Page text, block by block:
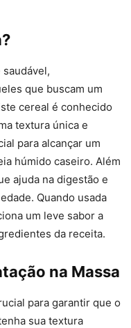
que buscam um
cereal é conhecido
textura única e
para alcançar um
húmido caseiro. Além
ajuda na digestão e
Quando usada
um leve sabor a
da receita.
na Massa
para garantir que o
sua textura